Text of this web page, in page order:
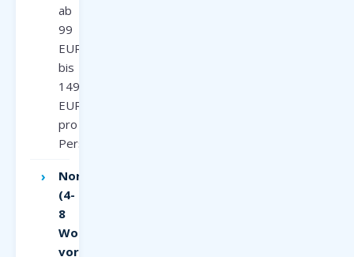
ab
99
EUR
bis
149
EUR
pro
Person
Normalpreis
(4-
8
Wochen
voraus):